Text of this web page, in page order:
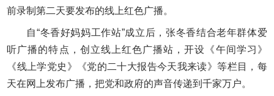
前录制第二天要发布的线上红色广播。
自“冬香好妈妈工作站”成立后，张冬香结合老年群体爱
听广播的特点，创立线上红色广播站，开设《午间学习》
《线上学党史》《党的二十大报告今天我来读》等栏目，每
天在网上发布广播，把党和政府的声音传递到千家万户。